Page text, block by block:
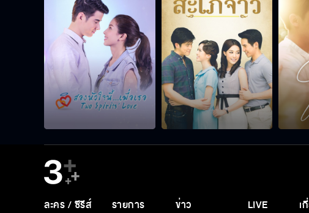
ละคร / ซีรีส์ รายการ ข่าว LIVE เ